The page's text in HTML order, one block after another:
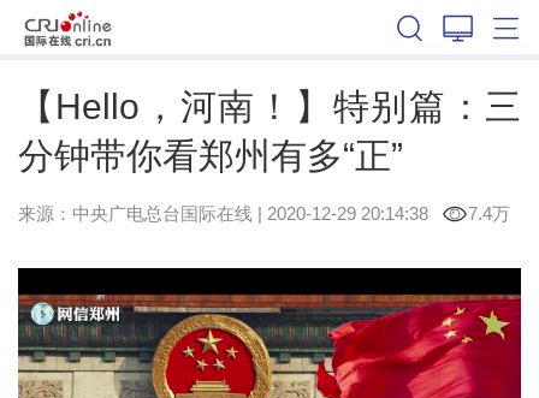
【Hello，河南！】特别篇：三
分钟带你看郑州有多“正”
来源：中央广电总台国际在线| 2020-12-29 20:14:38 7.4万